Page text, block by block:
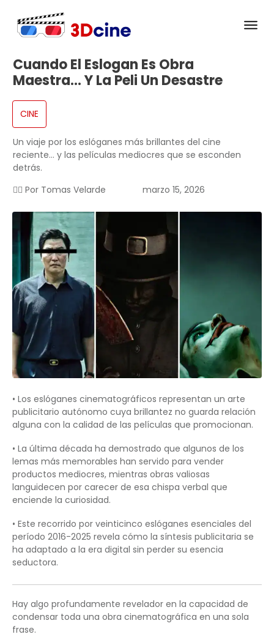
Cuando El Eslogan Es Obra
Maestra… Y La Peli Un Desastre
CINE
Un viaje por los eslóganes más brillantes del cine
reciente… y las películas mediocres que se esconden
detrás.
✍🏻 Por Tomas Velarde marzo 15, 2026
• Los eslóganes cinematográficos representan un arte
publicitario autónomo cuya brillantez no guarda relación
alguna con la calidad de las películas que promocionan.
• La última década ha demostrado que algunos de los
lemas más memorables han servido para vender
productos mediocres, mientras obras valiosas
languidecen por carecer de esa chispa verbal que
enciende la curiosidad.
• Este recorrido por veinticinco eslóganes esenciales del
período 2016-2025 revela cómo la síntesis publicitaria se
ha adaptado a la era digital sin perder su esencia
seductora.
Hay algo profundamente revelador en la capacidad de
condensar toda una obra cinematográfica en una sola
frase.